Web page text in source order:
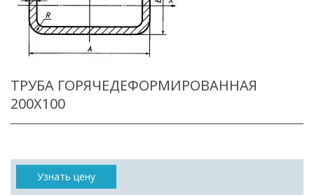
ТРУБА ГОРЯЧЕДЕФОРМИРОВАННАЯ
200X100
Узнать цену